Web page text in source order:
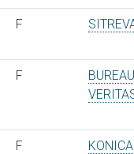
F
F
BUREAU
F
KONICA